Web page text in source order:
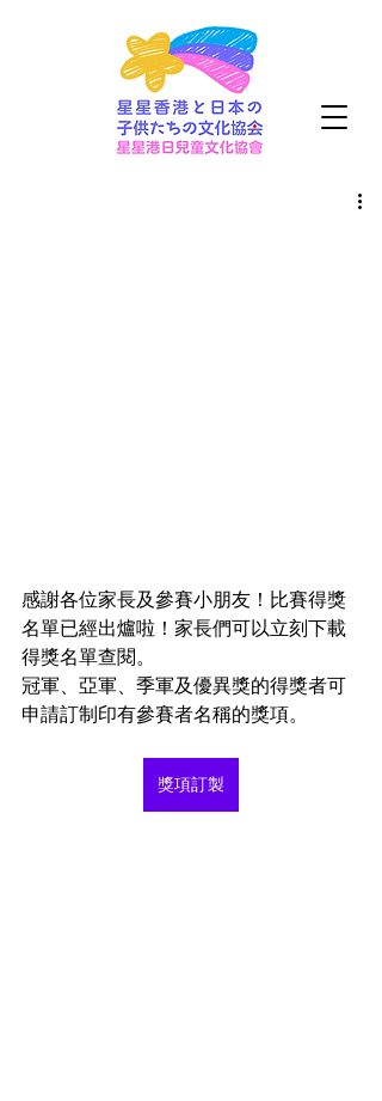
感謝各位家長及參賽小朋友！比賽得獎
名單已經出爐啦！家長們可以立刻下載
得獎名單查閱。
冠軍、亞軍、季軍及優異獎的得獎者可
申請訂制印有參賽者名稱的獎項。
獎項訂製